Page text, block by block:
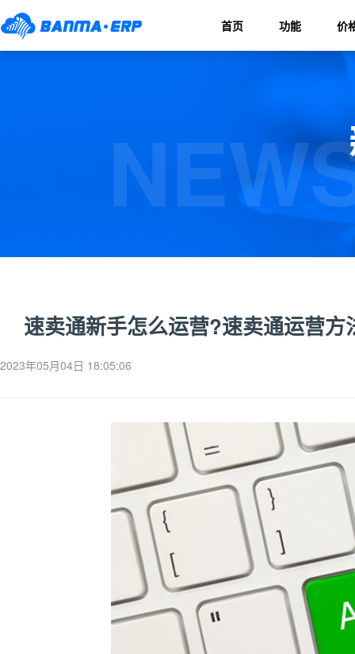
首页 功能 价
速卖通新手怎么运营?速卖通运营方
2023年05月04日 18:05:06